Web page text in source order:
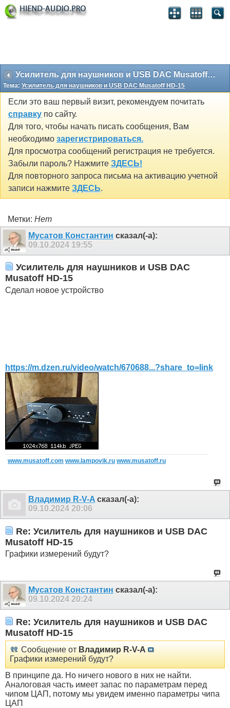
Усилитель для наушников и USB DAC Musatoff HD-15
Тема: Усилитель для наушников и USB DAC Musatoff HD-15
Если это ваш первый визит, рекомендуем почитать
справку по сайту.
Для того, чтобы начать писать сообщения, Вам
необходимо зарегистрироваться.
Для просмотра сообщений регистрация не требуется.
Забыли пароль? Нажмите ЗДЕСЬ!
Для повторного запроса письма на активацию учетной
записи нажмите ЗДЕСЬ.
Метки: Нет
Мусатов Константин сказал(-а):
09.10.2024 19:55
Усилитель для наушников и USB DAC
Musatoff HD-15
Сделал новое устройство
https://m.dzen.ru/video/watch/670688...?share_to=link
www.musatoff.com www.lampovik.ru www.musatoff.ru
Владимир R-V-A сказал(-а):
09.10.2024 20:06
Re: Усилитель для наушников и USB DAC
Musatoff HD-15
Графики измерений будут?
Мусатов Константин сказал(-а):
09.10.2024 20:24
Re: Усилитель для наушников и USB DAC
Musatoff HD-15
Сообщение от Владимир R-V-A
Графики измерений будут?
В принципе да. Но ничего нового в них не найти.
Аналоговая часть имеет запас по параметрам перед
чипом ЦАП, потому мы увидем именно параметры чипа
ЦАП